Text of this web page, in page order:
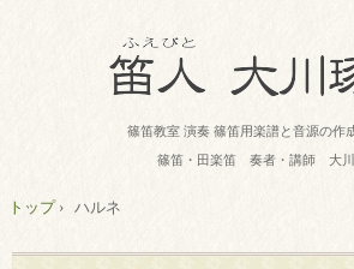
篠笛教室 演奏 篠笛用楽譜と音源の作
篠笛・田楽笛 奏者・講師 大
トップ› ハルネ